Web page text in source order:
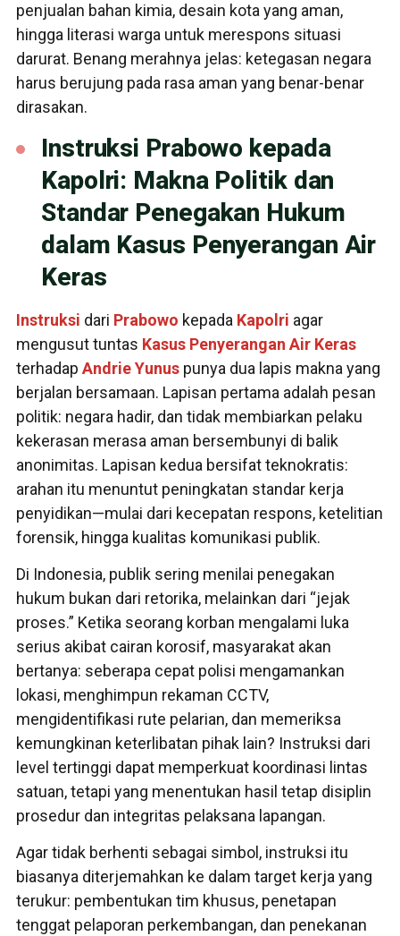
penjualan bahan kimia, desain kota yang aman,
hingga literasi warga untuk merespons situasi
darurat. Benang merahnya jelas: ketegasan negara
harus berujung pada rasa aman yang benar-benar
dirasakan.
Instruksi Prabowo kepada
Kapolri: Makna Politik dan
Standar Penegakan Hukum
dalam Kasus Penyerangan Air
Keras
Instruksi dari Prabowo kepada Kapolri agar
mengusut tuntas Kasus Penyerangan Air Keras
terhadap Andrie Yunus punya dua lapis makna yang
berjalan bersamaan. Lapisan pertama adalah pesan
politik: negara hadir, dan tidak membiarkan pelaku
kekerasan merasa aman bersembunyi di balik
anonimitas. Lapisan kedua bersifat teknokratis:
arahan itu menuntut peningkatan standar kerja
penyidikan—mulai dari kecepatan respons, ketelitian
forensik, hingga kualitas komunikasi publik.
Di Indonesia, publik sering menilai penegakan
hukum bukan dari retorika, melainkan dari “jejak
proses.” Ketika seorang korban mengalami luka
serius akibat cairan korosif, masyarakat akan
bertanya: seberapa cepat polisi mengamankan
lokasi, menghimpun rekaman CCTV,
mengidentifikasi rute pelarian, dan memeriksa
kemungkinan keterlibatan pihak lain? Instruksi dari
level tertinggi dapat memperkuat koordinasi lintas
satuan, tetapi yang menentukan hasil tetap disiplin
prosedur dan integritas pelaksana lapangan.
Agar tidak berhenti sebagai simbol, instruksi itu
biasanya diterjemahkan ke dalam target kerja yang
terukur: pembentukan tim khusus, penetapan
tenggat pelaporan perkembangan, dan penekanan